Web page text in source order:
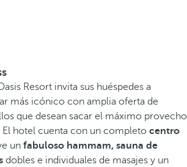
Resort invita sus huéspedes a
más icónico con amplia oferta de
que desean sacar el máximo provecho
El hotel cuenta con un completo centro
un fabuloso hammam, sauna de
dobles e individuales de masajes y un